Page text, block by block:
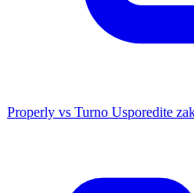
Properly vs Turno Usporedite